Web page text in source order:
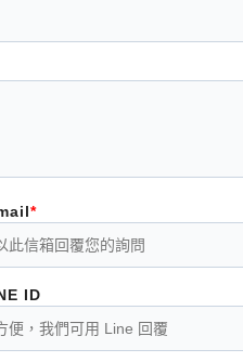
ID